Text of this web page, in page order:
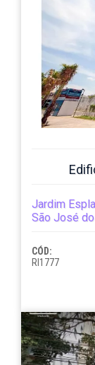
Jardim
São José
CÓD:
RI1777